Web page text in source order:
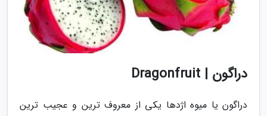
دراگون | Dragonfruit
دراگون یا میوه اژدها یکی از معروف ترین و عجیب ترین